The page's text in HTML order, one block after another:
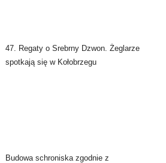
47. Regaty o Srebrny Dzwon. Żeglarze
spotkają się w Kołobrzegu
Budowa schroniska zgodnie z